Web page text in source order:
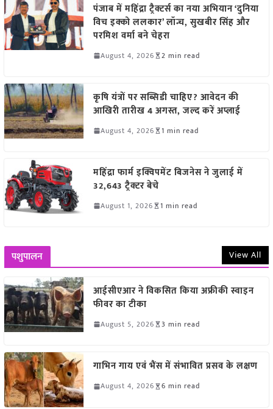
पंजाब में महिंद्रा ट्रैक्टर्स का नया अभियान ‘दुनिया
विच इक्को ललकार’ लॉन्च, सुखबीर सिंह और
परमिश वर्मा बने चेहरा
August 4, 2026 2 min read
कृषि यंत्रों पर सब्सिडी चाहिए? आवेदन की
आखिरी तारीख 4 अगस्त, जल्द करें अप्लाई
August 4, 2026 1 min read
महिंद्रा फार्म इक्विपमेंट बिजनेस ने जुलाई में
32,643 ट्रैक्टर बेचे
August 1, 2026 1 min read
पशुपालन View All
आईसीएआर ने विकसित किया अफ्रीकी स्वाइन
फीवर का टीका
August 5, 2026 3 min read
गाभिन गाय एवं भैंस में संभावित प्रसव के लक्षण
August 4, 2026 6 min read